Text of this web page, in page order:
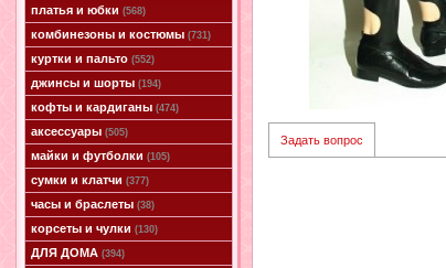
платья и юбки(568)
комбинезоны и костюмы(731)
куртки и пальто(552)
джинсы и шорты(194)
кофты и кардиганы(474)
аксессуары(505)
майки и футболки(105)
сумки и клатчи(377)
часы и браслеты(38)
корсеты и чулки(130)
ДЛЯ ДОМА(394)
Задать вопрос